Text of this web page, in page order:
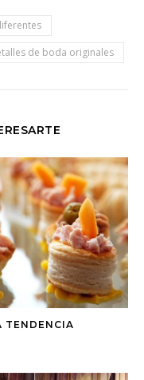
de boda originales
TENDENCIA